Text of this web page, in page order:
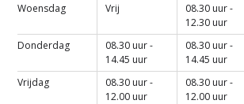
Woensdag
Vrij
08.30 uur -
12.30 uur
Donderdag
08.30 uur -
14.45 uur
08.30 uur -
14.45 uur
Vrijdag
08.30 uur -
12.00 uur
08.30 uur -
12.00 uur